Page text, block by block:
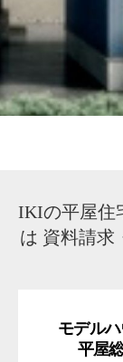
IKIの平屋住
は 資料請求
モデル
平屋